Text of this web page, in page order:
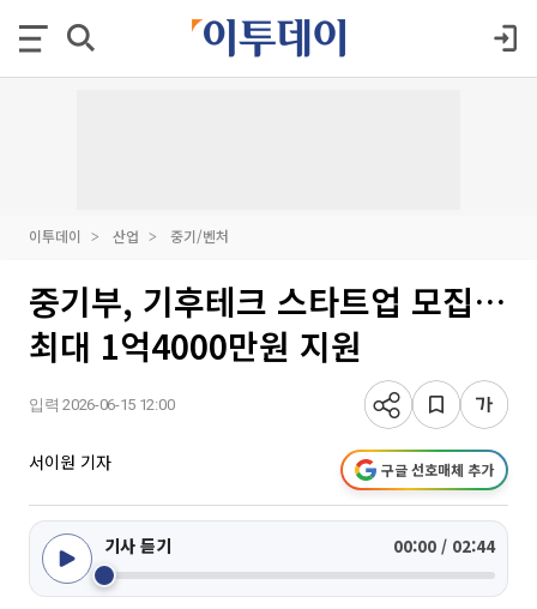
이투데이 산업 중기/벤처
중기부, 기후테크 스타트업 모집…
최대 1억4000만원 지원
입력 2026-06-15 12:00
서이원 기자 구글 선호매체 추가
기사 듣기 00:00 / 02:44